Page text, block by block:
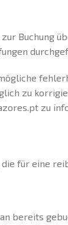
Buchung
zu
zu
die für eine
bereits